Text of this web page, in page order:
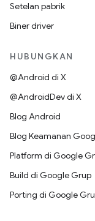
Setelan pabrik
Biner driver
HUBUNGKAN
@Android di X
@AndroidDev di X
Blog Android
Blog Keamanan
Platform di Google
Build di Google Grup
Porting di Google